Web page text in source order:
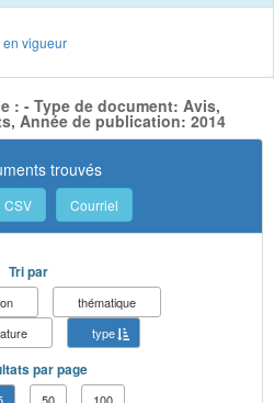
en vigueur
: - Type de document: Avis,
Année de publication: 2014
trouvés
CSV Courriel
Tri par
thématique
type
par page
50 100